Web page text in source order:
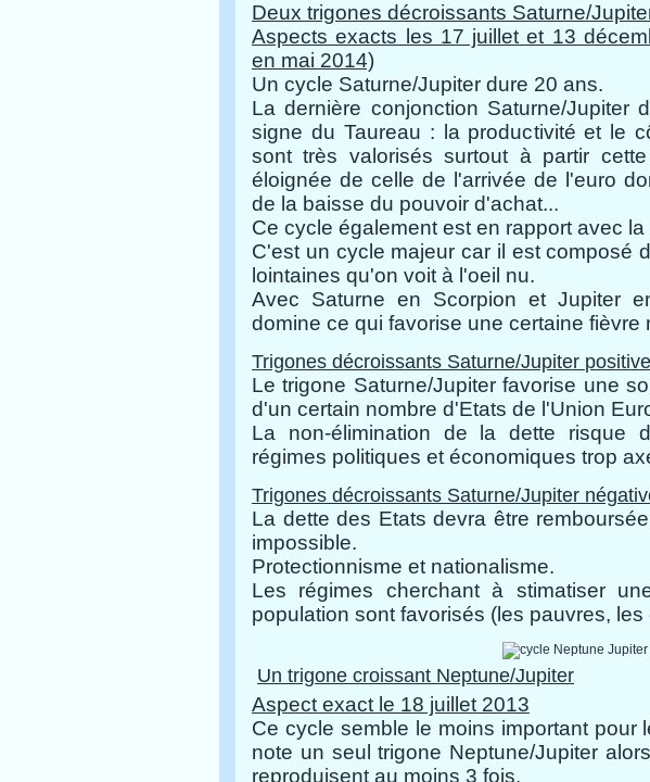
Deux trigones décroissants Saturne/
Aspects exacts les 17 juillet et 13
en mai 2014)
Un cycle Saturne/Jupiter dure 20 ans.
La dernière conjonction Saturne/Jupiter
signe du Taureau : la productivité et le
sont très valorisés surtout à partir
éloignée de celle de l'arrivée de l'euro
de la baisse du pouvoir d'achat...
Ce cycle également est en rapport avec
C'est un cycle majeur car il est composé
lointaines qu'on voit à l'oeil nu.
Avec Saturne en Scorpion et Jupiter
domine ce qui favorise une certaine fièvre
Trigones décroissants Saturne/Jupiter
Le trigone Saturne/Jupiter favorise une
d'un certain nombre d'Etats de l'Union
La non-élimination de la dette risque
régimes politiques et économiques trop
Trigones décroissants Saturne/Jupiter
La dette des Etats devra être
impossible.
Protectionnisme et nationalisme.
Les régimes cherchant à stimatiser
population sont favorisés (les pauvres,
Un trigone croissant Neptune/Jupiter
Aspect exact le 18 juillet 2013
Ce cycle semble le moins important pour
note un seul trigone Neptune/Jupiter
reproduisent au moins 3 fois.